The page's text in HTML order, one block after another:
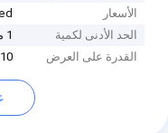
الأسعار
الحد الأدنى لكمية
1 مجموعة
القدرة على العرض
10 مجموعات / شهر